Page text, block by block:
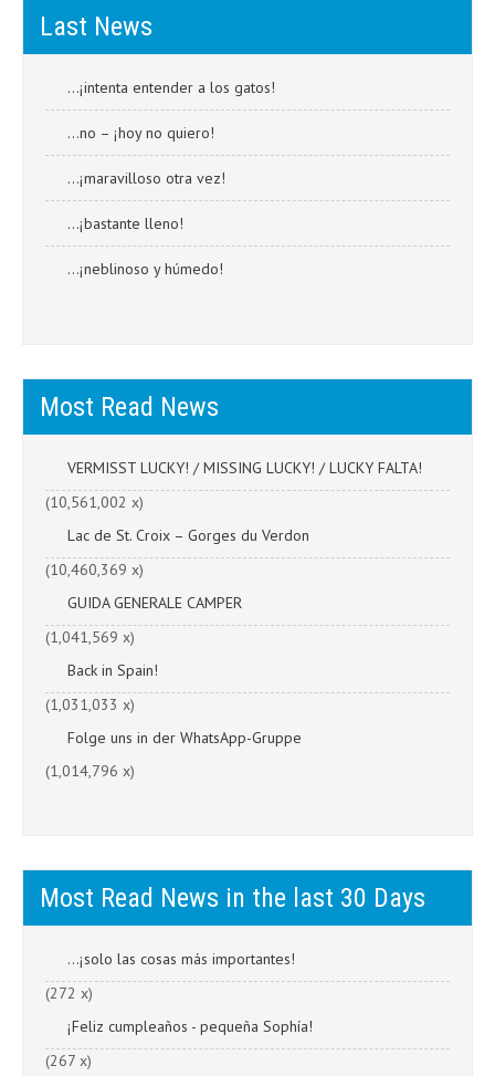
Last News
…¡intenta entender a los gatos!
…no – ¡hoy no quiero!
…¡maravilloso otra vez!
…¡bastante lleno!
…¡neblinoso y húmedo!
Most Read News
VERMISST LUCKY! / MISSING LUCKY! / LUCKY FALTA!
(10,561,002 x)
Lac de St. Croix – Gorges du Verdon
(10,460,369 x)
GUIDA GENERALE CAMPER
(1,041,569 x)
Back in Spain!
(1,031,033 x)
Folge uns in der WhatsApp-Gruppe
(1,014,796 x)
Most Read News in the last 30 Days
...¡solo las cosas más importantes!
(272 x)
¡Feliz cumpleaños - pequeña Sophía!
(267 x)